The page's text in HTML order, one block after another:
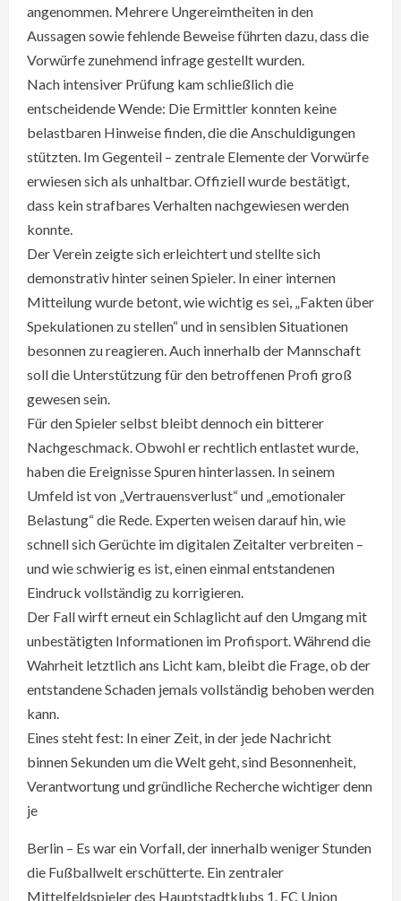
angenommen. Mehrere Ungereimtheiten in den
Aussagen sowie fehlende Beweise führten dazu, dass die
Vorwürfe zunehmend infrage gestellt wurden.
Nach intensiver Prüfung kam schließlich die
entscheidende Wende: Die Ermittler konnten keine
belastbaren Hinweise finden, die die Anschuldigungen
stützten. Im Gegenteil – zentrale Elemente der Vorwürfe
erwiesen sich als unhaltbar. Offiziell wurde bestätigt,
dass kein strafbares Verhalten nachgewiesen werden
konnte.
Der Verein zeigte sich erleichtert und stellte sich
demonstrativ hinter seinen Spieler. In einer internen
Mitteilung wurde betont, wie wichtig es sei, „Fakten über
Spekulationen zu stellen“ und in sensiblen Situationen
besonnen zu reagieren. Auch innerhalb der Mannschaft
soll die Unterstützung für den betroffenen Profi groß
gewesen sein.
Für den Spieler selbst bleibt dennoch ein bitterer
Nachgeschmack. Obwohl er rechtlich entlastet wurde,
haben die Ereignisse Spuren hinterlassen. In seinem
Umfeld ist von „Vertrauensverlust“ und „emotionaler
Belastung“ die Rede. Experten weisen darauf hin, wie
schnell sich Gerüchte im digitalen Zeitalter verbreiten –
und wie schwierig es ist, einen einmal entstandenen
Eindruck vollständig zu korrigieren.
Der Fall wirft erneut ein Schlaglicht auf den Umgang mit
unbestätigten Informationen im Profisport. Während die
Wahrheit letztlich ans Licht kam, bleibt die Frage, ob der
entstandene Schaden jemals vollständig behoben werden
kann.
Eines steht fest: In einer Zeit, in der jede Nachricht
binnen Sekunden um die Welt geht, sind Besonnenheit,
Verantwortung und gründliche Recherche wichtiger denn
je
Berlin – Es war ein Vorfall, der innerhalb weniger Stunden
die Fußballwelt erschütterte. Ein zentraler
Mittelfeldspieler des Hauptstadtklubs 1. FC Union